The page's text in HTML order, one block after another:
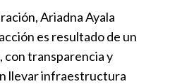
Ariadna Ayala
es resultado de un
con transparencia y
llevar infraestructura